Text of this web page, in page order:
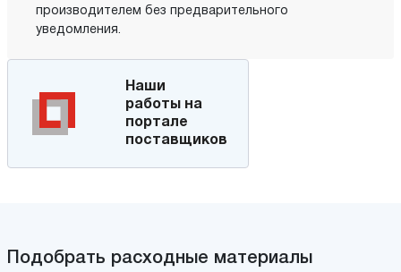
производителем без предварительного
уведомления.
Наши
работы на
портале
поставщиков
Подобрать расходные материалы